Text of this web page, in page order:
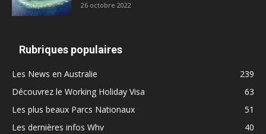
26 octobre 2022
Rubriques populaires
Les News en Australie
239
Découvrez le Working Holiday Visa
63
Les plus beaux Parcs Nationaux
51
Les dernières infos Whv
40